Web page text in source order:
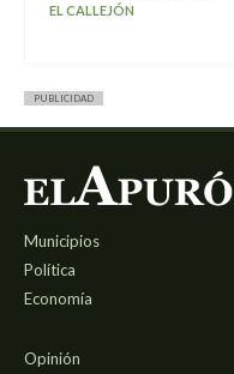
EL CALLEJÓN
PUBLICIDAD
Municipios
Política
Economía
Opinión